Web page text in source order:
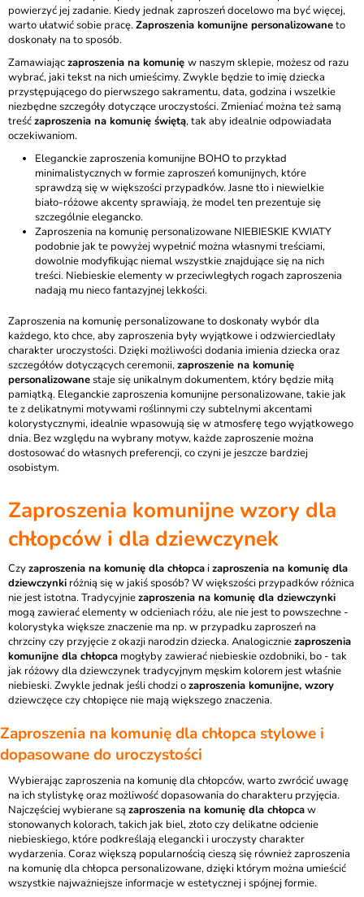
powierzyć jej zadanie. Kiedy jednak zaproszeń docelowo ma być więcej,
warto ułatwić sobie pracę.Zaproszenia komunijne personalizowaneto
doskonały na to sposób.
Zamawiajączaproszenia na komunię w naszym sklepie, możesz od razu
wybrać, jaki tekst na nich umieścimy. Zwykle będzie to imię dziecka
przystępującego do pierwszego sakramentu, data, godzina i wszelkie
niezbędne szczegóły dotyczące uroczystości. Zmieniać można też samą
treśćzaproszenia na komunię świętą, tak aby idealnie odpowiadała
oczekiwaniom.
Eleganckie zaproszenia komunijne BOHOto przykład
minimalistycznych w formie zaproszeń komunijnych, które
sprawdzą się w większości przypadków. Jasne tło i niewielkie
biało-różowe akcenty sprawiają, że model ten prezentuje się
szczególnie elegancko.
Zaproszenia na komunię personalizowane NIEBIESKIE KWIATY
podobnie jak te powyżej wypełnić można własnymi treściami,
dowolnie modyfikując niemal wszystkie znajdujące się na nich
treści. Niebieskie elementy w przeciwległych rogach zaproszenia
nadają mu nieco fantazyjnej lekkości.
Zaproszenia na komunię personalizowane to doskonały wybór dla
każdego, kto chce, aby zaproszenia były wyjątkowe i odzwierciedlały
charakter uroczystości. Dzięki możliwości dodania imienia dziecka oraz
szczegółów dotyczących ceremonii,zaproszenie na komunię
personalizowanestaje się unikalnym dokumentem, który będzie miłą
pamiątką. Eleganckie zaproszenia komunijne personalizowane, takie jak
te z delikatnymi motywami roślinnymi czy subtelnymi akcentami
kolorystycznymi, idealnie wpasowują się w atmosferę tego wyjątkowego
dnia. Bez względu na wybrany motyw, każde zaproszenie można
dostosować do własnych preferencji, co czyni je jeszcze bardziej
osobistym.
Zaproszenia komunijne wzory dla
chłopców i dla dziewczynek
Czyzaproszenia na komunię dla chłopca izaproszenia na komunię dla
dziewczynki różnią się w jakiś sposób? W większości przypadków różnica
nie jest istotna. Tradycyjniezaproszenia na komunię dla dziewczynki
mogą zawierać elementy w odcieniach różu, ale nie jest to powszechne -
kolorystyka większe znaczenie ma np. w przypadku zaproszeń na
chrzciny czy przyjęcie z okazji narodzin dziecka. Analogiczniezaproszenia
komunijne dla chłopca mogłyby zawierać niebieskie ozdobniki, bo - tak
jak różowy dla dziewczynek tradycyjnym męskim kolorem jest właśnie
niebieski. Zwykle jednak jeśli chodzi ozaproszenia komunijne, wzory
dziewczęce czy chłopięce nie mają większego znaczenia.
Zaproszenia na komunię dla chłopca stylowe i
dopasowane do uroczystości
Wybierając zaproszenia na komunię dla chłopców, warto zwrócić uwagę
na ich stylistykę oraz możliwość dopasowania do charakteru przyjęcia.
Najczęściej wybierane są zaproszenia na komunię dla chłopcaw
stonowanych kolorach, takich jak biel, złoto czy delikatne odcienie
niebieskiego, które podkreślają elegancki i uroczysty charakter
wydarzenia. Coraz większą popularnością cieszą się również zaproszenia
na komunię dla chłopca personalizowane, dzięki którym można umieścić
wszystkie najważniejsze informacje w estetycznej i spójnej formie.